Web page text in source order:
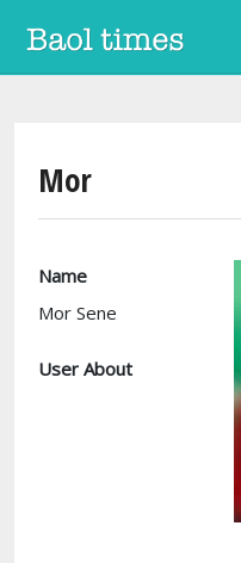
Mor
Name
Mor Sene
User About